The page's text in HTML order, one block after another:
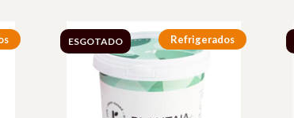
Refrigerados
ESGOTADO